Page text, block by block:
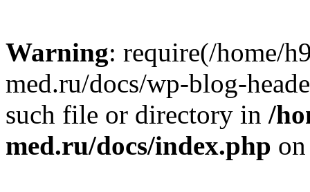
Warning: require(/home/
med.ru/docs/wp-blog-
such file or directory in /
med.ru/docs/index.php